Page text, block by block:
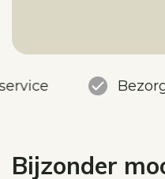
Bijzonder